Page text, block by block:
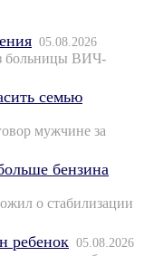
05.08.2026
больницы ВИЧ-
семью
мужчине за
бензина
о стабилизации
ребенок 05.08.2026